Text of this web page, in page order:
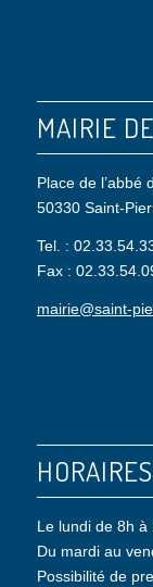
MAIRIE
Place de l’abbé
50330 Saint-
Tel. :
Fax :
mairie@saint-
HORAIRES
Le lundi de 8h à
Du mardi au
Possibilité de